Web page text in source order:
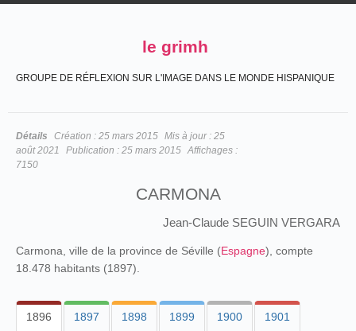
le grimh
GROUPE DE RÉFLEXION SUR L'IMAGE DANS LE MONDE HISPANIQUE
Détails Création : 25 mars 2015 Mis à jour : 25
août 2021
Publication : 25 mars 2015 Affichages :
7150
CARMONA
Jean-Claude SEGUIN VERGARA
Carmona, ville de la province de Séville (Espagne), compte
18.478 habitants (1897).
1896 1897 1898 1899 1900 1901